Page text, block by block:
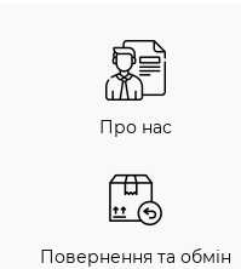
Про нас
Повернення та обмін